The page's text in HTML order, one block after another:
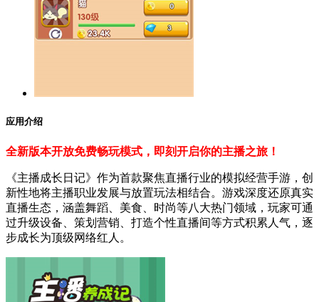
应用介绍
全新版本开放免费畅玩模式，即刻开启你的主播之旅！
《主播成长日记》作为首款聚焦直播行业的模拟经营手游，创
新性地将主播职业发展与放置玩法相结合。游戏深度还原真实
直播生态，涵盖舞蹈、美食、时尚等八大热门领域，玩家可通
过升级设备、策划营销、打造个性直播间等方式积累人气，逐
步成长为顶级网络红人。